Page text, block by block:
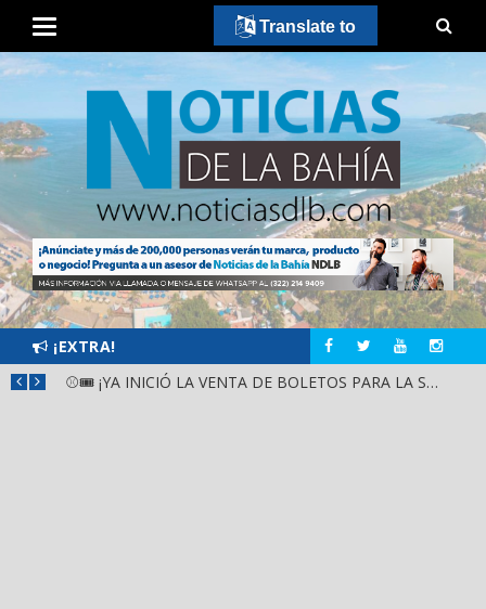
¡EXTRA!
⚾🎟️ ¡YA INICIÓ LA VENTA DE BOLETOS PARA LA SERIE DEL CARIBE KIDS NAYARIT 2026!
Translate to